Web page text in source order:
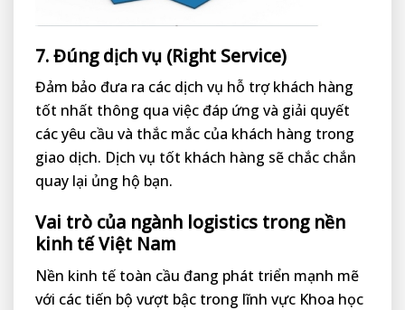
7. Đúng dịch vụ (Right Service)
Đảm bảo đưa ra các dịch vụ hỗ trợ khách hàng
tốt nhất thông qua việc đáp ứng và giải quyết
các yêu cầu và thắc mắc của khách hàng trong
giao dịch. Dịch vụ tốt khách hàng sẽ chắc chắn
quay lại ủng hộ bạn.
Vai trò của ngành logistics trong nền
kinh tế Việt Nam
Nền kinh tế toàn cầu đang phát triển mạnh mẽ
với các tiến bộ vượt bậc trong lĩnh vực Khoa học